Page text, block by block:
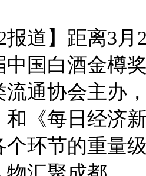
报道】距离3
国白酒金樽
流通协会主办
和《每日经济
个环节的重量